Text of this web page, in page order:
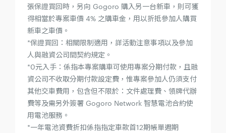
張保證買回時，另向 Gogoro 購入另一台新車，則可獲
得相當於專案車價 4% 之購車金，用以折抵參加人購買
新車之車價。
*保證買回：相關限制適用，詳活動注意事項以及參加
人與融資公司間契約規定。
*0元入手：係指本專案購車可使用專案分期付款，且融
資公司不收取分期付款設定費，惟專案參加人仍須支付
其他交車費用，包含但不限於：文件處理費、領牌代辦
費等及需另外簽署 Gogoro Network 智慧電池合約使
用電池服務。
*一年電池資費折扣係指指定車款首12期帳單週期